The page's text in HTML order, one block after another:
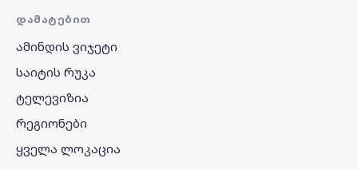
ᲓᲐᲛᲐᲢᲔᲑᲘᲗ
ამინდის ვიჯეტი
საიტის რუკა
ტელევიზია
რეგიონები
ყველა ლოკაცია